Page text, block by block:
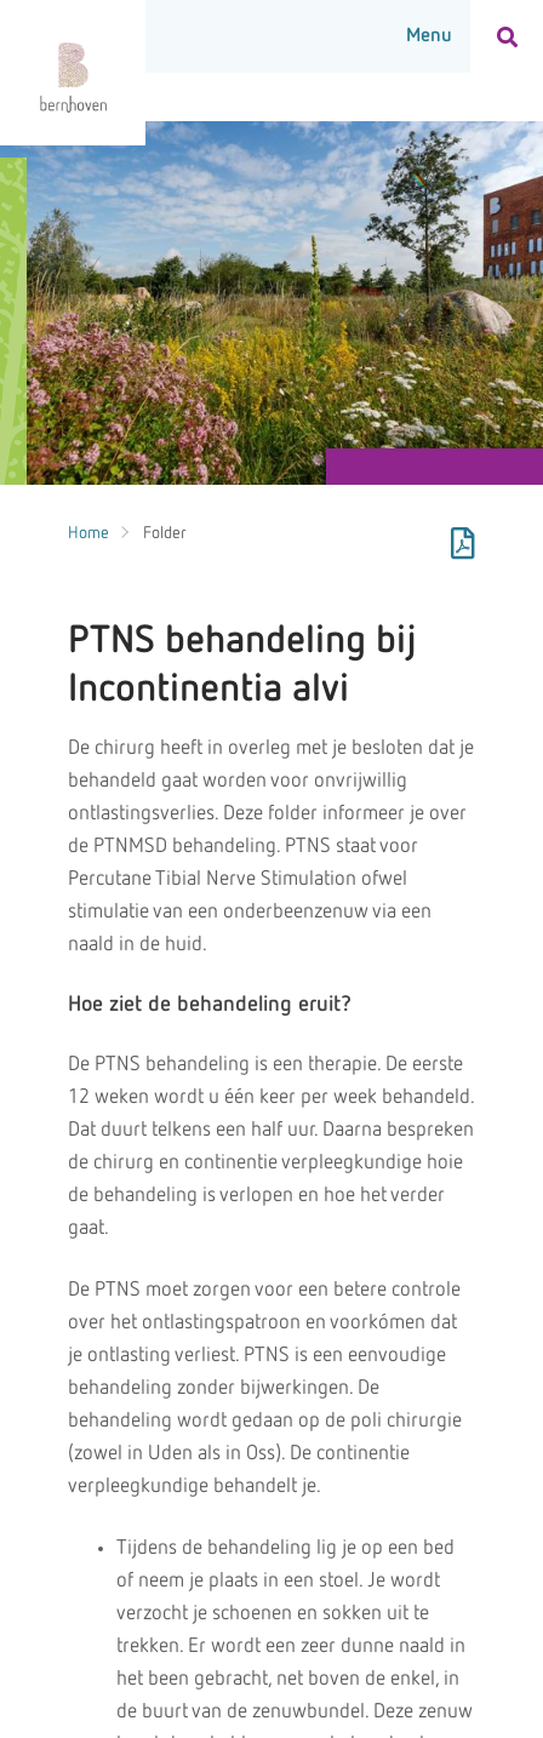
Home Folder
PTNS behandeling bij
Incontinentia alvi
De chirurg heeft in overleg met je besloten dat je
behandeld gaat worden voor onvrijwillig
ontlastingsverlies. Deze folder informeer je over
de PTNMSD behandeling. PTNS staat voor
Percutane Tibial Nerve Stimulation ofwel
stimulatie van een onderbeenzenuw via een
naald in de huid.
Hoe ziet de behandeling eruit?
De PTNS behandeling is een therapie. De eerste
12 weken wordt u één keer per week behandeld.
Dat duurt telkens een half uur. Daarna bespreken
de chirurg en continentie verpleegkundige hoie
de behandeling is verlopen en hoe het verder
gaat.
De PTNS moet zorgen voor een betere controle
over het ontlastingspatroon en voorkómen dat
je ontlasting verliest. PTNS is een eenvoudige
behandeling zonder bijwerkingen. De
behandeling wordt gedaan op de poli chirurgie
(zowel in Uden als in Oss). De continentie
verpleegkundige behandelt je.
Tijdens de behandeling lig je op een bed
of neem je plaats in een stoel. Je wordt
verzocht je schoenen en sokken uit te
trekken. Er wordt een zeer dunne naald in
het been gebracht, net boven de enkel, in
de buurt van de zenuwbundel. Deze zenuw